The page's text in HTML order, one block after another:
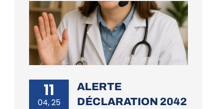
11
04, 25
ALERTE
DÉCLARATION 2042